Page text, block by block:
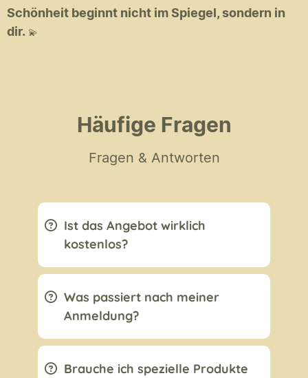
Schönheit beginnt nicht im Spiegel, sondern in
dir. 💫
Häufige Fragen
Fragen & Antworten
Ist das Angebot wirklich
kostenlos?
Was passiert nach meiner
Anmeldung?
Brauche ich spezielle Produkte